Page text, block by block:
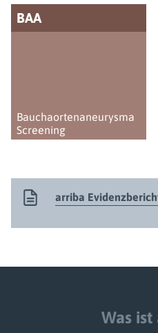
BAA
Bauchaorten­aneurysma
Screening
arriba
Was ist